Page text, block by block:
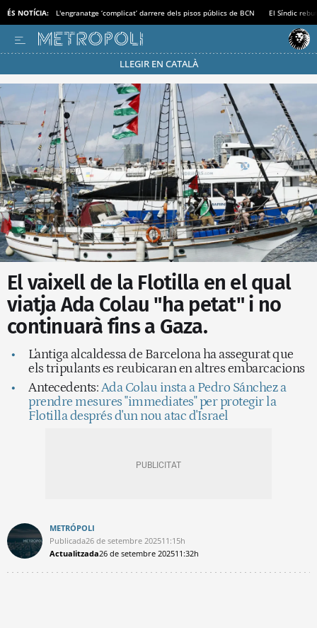
ÉS NOTÍCIA: L'engranatge ‘complicat’ darrere dels pisos públics de BCN El Síndic
LLEGIR EN CATALÀ
Passa’t al mode estalvi
El vaixell de la Flotilla en el qual
viatja Ada Colau "ha petat" i no
continuarà fins a Gaza.
L'antiga alcaldessa de Barcelona ha assegurat que
els tripulants es reubicaran en altres embarcacions
Antecedents:Ada Colau insta a Pedro Sánchez a
prendre mesures "immediates" per protegir la
Flotilla després d'un nou atac d'Israel
METRÓPOLI
Publicada26 de setembre 202511:15h
Actualitzada26 de setembre 202511:32h